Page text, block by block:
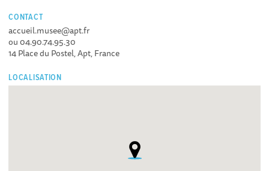
CONTACT
accueil.musee@apt.fr
ou 04.90.74.95.30
14 Place du Postel, Apt, France
LOCALISATION